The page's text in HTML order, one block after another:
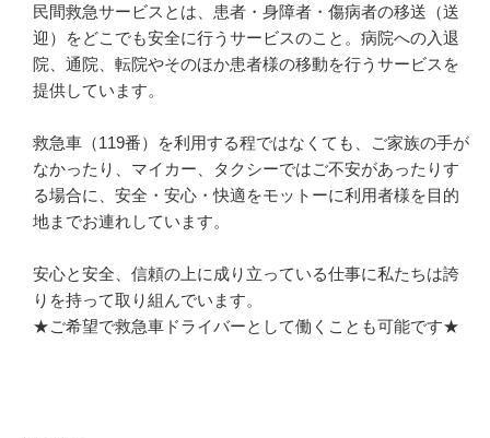
民間救急サービスとは、患者・身障者・傷病者の移送（送
迎）をどこでも安全に行うサービスのこと。病院への入退
院、通院、転院やそのほか患者様の移動を行うサービスを
提供しています。
救急車（119番）を利用する程ではなくても、ご家族の手が
なかったり、マイカー、タクシーではご不安があったりす
る場合に、安全・安心・快適をモットーに利用者様を目的
地までお連れしています。
安心と安全、信頼の上に成り立っている仕事に私たちは誇
りを持って取り組んでいます。
★ご希望で救急車ドライバーとして働くことも可能です★